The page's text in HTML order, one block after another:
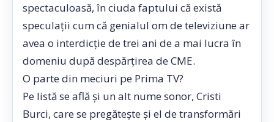
spectaculoasă, în ciuda faptului că există
speculaţii cum că genialul om de televiziune ar
avea o interdicţie de trei ani de a mai lucra în
domeniu după despărţirea de CME.
O parte din meciuri pe Prima TV?
Pe listă se află şi un alt nume sonor, Cristi
Burci, care se pregăteşte şi el de transformări